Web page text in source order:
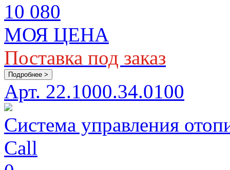
10 080
МОЯ ЦЕНА
Поставка под заказ
Подробнее >
Арт. 22.1000.34.0100
Система управления
Call